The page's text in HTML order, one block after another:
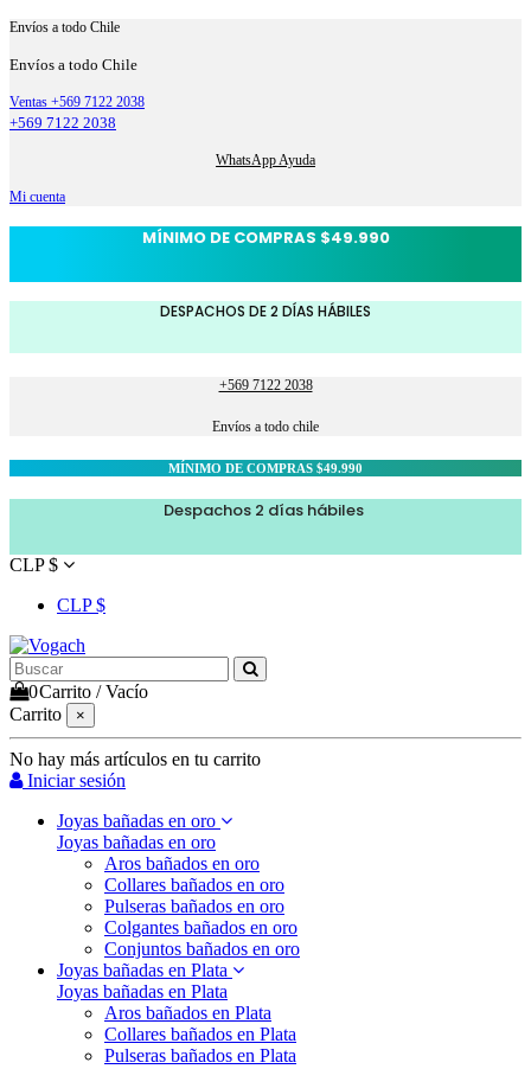
Envíos a todo Chile
Envíos a todo Chile
Ventas +569 7122 2038
+569 7122 2038
WhatsApp Ayuda
Mi cuenta
MÍNIMO DE COMPRAS $49.990
DESPACHOS DE 2 DÍAS HÁBILES
+569 7122 2038
Envíos a todo chile
MÍNIMO DE COMPRAS $49.990
Despachos 2 días hábiles
CLP $
CLP $
0Carrito /Vacío
Carrito
×
No hay más artículos en tu carrito
Iniciar sesión
Joyas bañadas en oro
Joyas bañadas en oro
Aros bañados en oro
Collares bañados en oro
Pulseras bañados en oro
Colgantes bañados en oro
Conjuntos bañados en oro
Joyas bañadas en Plata
Joyas bañadas en Plata
Aros bañados en Plata
Collares bañados en Plata
Pulseras bañados en Plata